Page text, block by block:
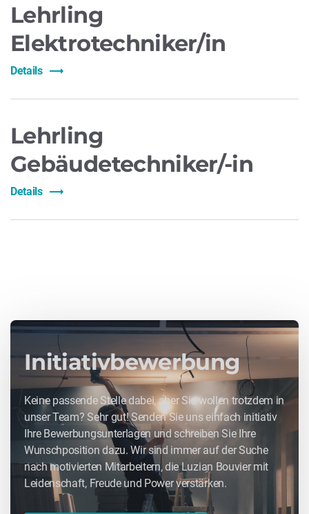
Lehrling
Elektrotechniker/in
Details
Lehrling
Gebäudetechniker/-in
Details
Initiativbewerbung
Keine passende Stelle dabei, aber Sie wollen trotzdem in
unser Team? Sehr gut! Senden Sie uns einfach initiativ
Ihre Bewerbungsunterlagen und schreiben Sie Ihre
Wunschposition dazu. Wir sind immer auf der Suche
nach motivierten Mitarbeitern, die Luzian Bouvier mit
Leidenschaft, Freude und Power verstärken.